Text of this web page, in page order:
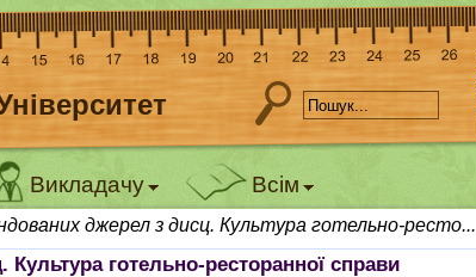
Викладачу Всім
джерел з дисц. Культура готельно-ресто...
готельно-ресторанної справи